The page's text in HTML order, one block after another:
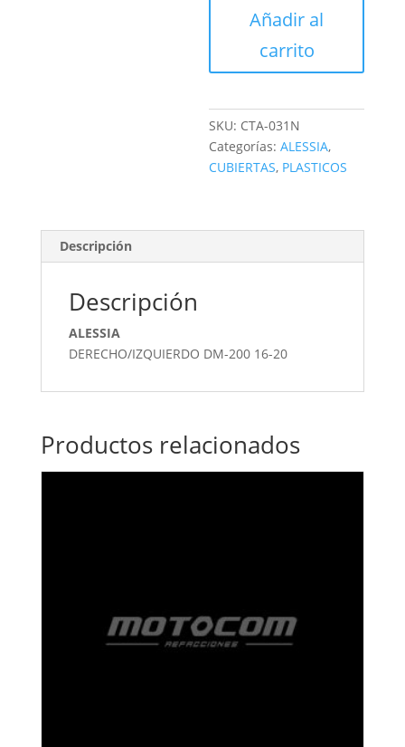
TANQUEAñadir al
carrito
SKU: CTA-031N
Categorías:ALESSIA,
CUBIERTAS, PLASTICOS
Descripción
Descripción
ALESSIA
DERECHO/IZQUIERDO DM-200 16-20
Productos relacionados